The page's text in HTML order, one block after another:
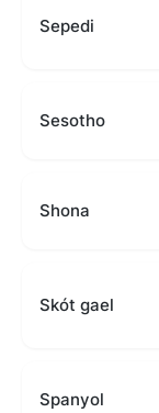
Sepedi
Sesotho
Shona
Skót gael
Spanyol